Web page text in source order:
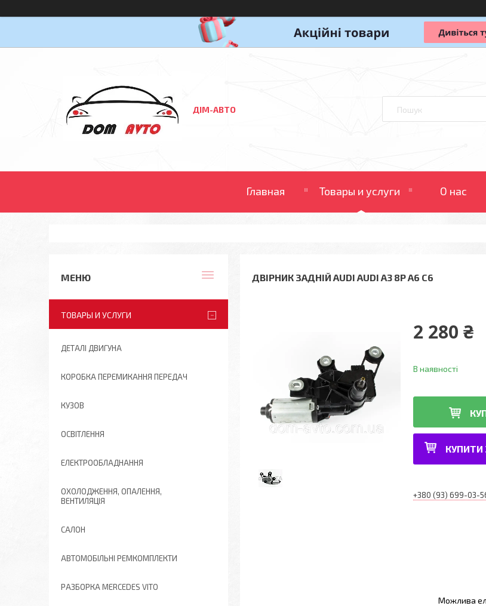
ДІМ-АВТО
Главная Товары и услуги О нас
ДВІРНИК ЗАДНІЙ AUDI AUDI A3 8P A6 C6
2 280 ₴
В наявності
КУПИТИ
+380 (93) 699-03-
ТОВАРЫ И УСЛУГИ
ДЕТАЛІ ДВИГУНА
КОРОБКА ПЕРЕМИКАННЯ ПЕРЕДАЧ
КУЗОВ
ОСВІТЛЕННЯ
ЕЛЕКТРООБЛАДНАННЯ
ОХОЛОДЖЕННЯ, ОПАЛЕННЯ,
ВЕНТИЛЯЦІЯ
САЛОН
АВТОМОБІЛЬНІ РЕМКОМПЛЕКТИ
РАЗБОРКА MERCEDES VITO